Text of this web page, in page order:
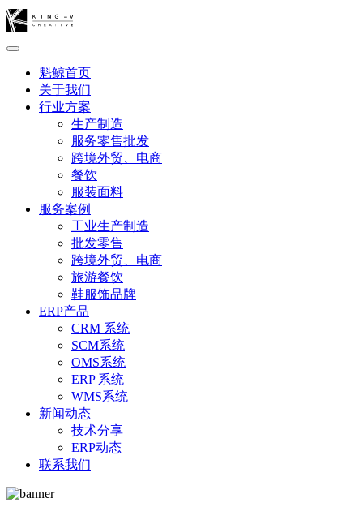
魁鲸首页
关于我们
行业方案
生产制造
服务零售批发
跨境外贸、电商
餐饮
服装面料
服务案例
工业生产制造
批发零售
跨境外贸、电商
旅游餐饮
鞋服饰品牌
ERP产品
CRM 系统
SCM系统
OMS系统
ERP 系统
WMS系统
新闻动态
技术分享
ERP动态
联系我们